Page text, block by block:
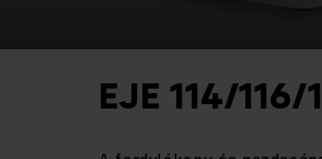
EJE 114/116/